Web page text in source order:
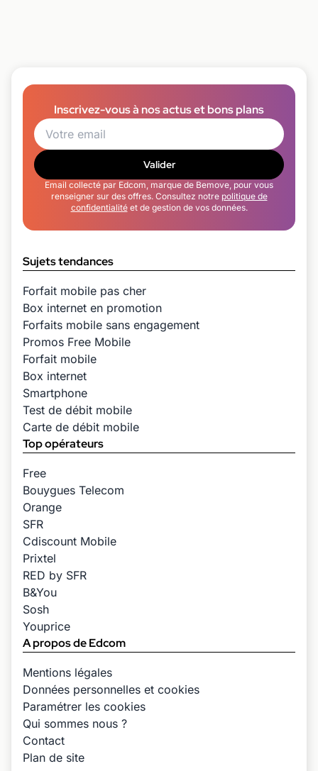
Inscrivez-vous à nos actus et bons plans
Valider
Email collecté par Edcom, marque de Bemove, pour vous
renseigner sur des offres. Consultez notre politique de
confidentialitéet de gestion de vos données.
Sujets tendances
Forfait mobile pas cher
Box internet en promotion
Forfaits mobile sans engagement
Promos Free Mobile
Forfait mobile
Box internet
Smartphone
Test de débit mobile
Carte de débit mobile
Top opérateurs
Free
Bouygues Telecom
Orange
SFR
Cdiscount Mobile
Prixtel
RED by SFR
B&You
Sosh
Youprice
A propos de Edcom
Mentions légales
Données personnelles et cookies
Paramétrer les cookies
Qui sommes nous ?
Contact
Plan de site